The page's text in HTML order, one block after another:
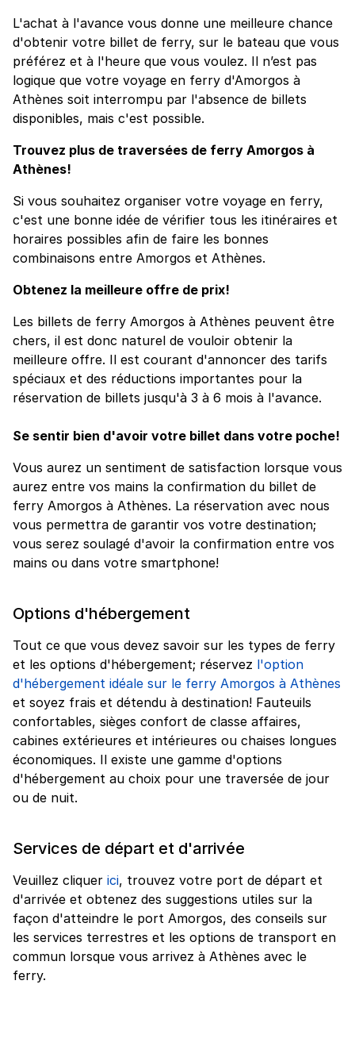
L'achat à l'avance vous donne une meilleure chance
d'obtenir votre billet de ferry, sur le bateau que vous
préférez et à l'heure que vous voulez. Il n’est pas
logique que votre voyage en ferry d'Amorgos à
Athènes soit interrompu par l'absence de billets
disponibles, mais c'est possible.
Trouvez plus de traversées de ferry Amorgos à
Athènes!
Si vous souhaitez organiser votre voyage en ferry,
c'est une bonne idée de vérifier tous les itinéraires et
horaires possibles afin de faire les bonnes
combinaisons entre Amorgos et Athènes.
Obtenez la meilleure offre de prix!
Les billets de ferry Amorgos à Athènes peuvent être
chers, il est donc naturel de vouloir obtenir la
meilleure offre. Il est courant d'annoncer des tarifs
spéciaux et des réductions importantes pour la
réservation de billets jusqu'à 3 à 6 mois à l'avance.
Se sentir bien d'avoir votre billet dans votre poche!
Vous aurez un sentiment de satisfaction lorsque vous
aurez entre vos mains la confirmation du billet de
ferry Amorgos à Athènes. La réservation avec nous
vous permettra de garantir vos votre destination;
vous serez soulagé d'avoir la confirmation entre vos
mains ou dans votre smartphone!
Options d'hébergement
Tout ce que vous devez savoir sur les types de ferry
et les options d'hébergement; réservez l'option
d'hébergement idéale sur le ferry Amorgos à Athènes
et soyez frais et détendu à destination! Fauteuils
confortables, sièges confort de classe affaires,
cabines extérieures et intérieures ou chaises longues
économiques. Il existe une gamme d'options
d'hébergement au choix pour une traversée de jour
ou de nuit.
Services de départ et d'arrivée
Veuillez cliquer ici, trouvez votre port de départ et
d'arrivée et obtenez des suggestions utiles sur la
façon d'atteindre le port Amorgos, des conseils sur
les services terrestres et les options de transport en
commun lorsque vous arrivez à Athènes avec le
ferry.